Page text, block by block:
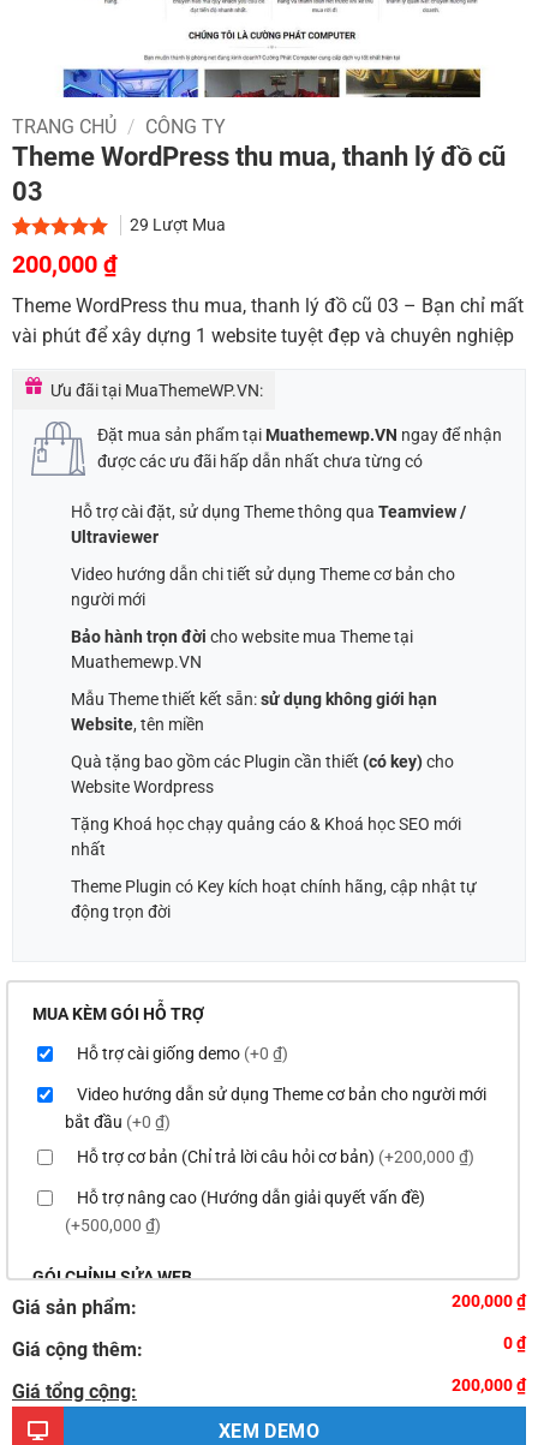
TRANG CHỦ / CÔNG TY
Theme WordPress thu mua, thanh lý đồ cũ
03
5.00trên 5
dựa trên
1
29 Lượt Mua
Giá
gốc
là:
900,000 ₫.
200,000 ₫Giá
hiện
tại
là:
200,000 ₫.
Theme WordPress thu mua, thanh lý đồ cũ 03 – Bạn chỉ mất
vài phút để xây dựng 1 website tuyệt đẹp và chuyên nghiệp
Ưu đãi tại MuaThemeWP.VN:
Đặt mua sản phẩm tại Muathemewp.VN ngay để nhận
được các ưu đãi hấp dẫn nhất chưa từng có
Hỗ trợ cài đặt, sử dụng Theme thông qua Teamview /
Ultraviewer
Video hướng dẫn chi tiết sử dụng Theme cơ bản cho
người mới
Bảo hành trọn đời cho website mua Theme tại
Muathemewp.VN
Mẫu Theme thiết kết sẵn:sử dụng không giới hạn
Website, tên miền
Quà tặng bao gồm các Plugin cần thiết (có key)cho
Website Wordpress
Tặng Khoá học chạy quảng cáo & Khoá học SEO mới
nhất
Theme Plugin có Key kích hoạt chính hãng, cập nhật tự
động trọn đời
MUA KÈM GÓI HỖ TRỢ
Hỗ trợ cài giống demo (+0 ₫)
Video hướng dẫn sử dụng Theme cơ bản cho người mới
bắt đầu (+0 ₫)
Hỗ trợ cơ bản (Chỉ trả lời câu hỏi cơ bản) (+200,000 ₫)
Hỗ trợ nâng cao (Hướng dẫn giải quyết vấn đề)
(+500,000 ₫)
GÓI CHỈNH SỬA WEB
Thay logo & thông tin doanh nghiệp
Đổi màu chủ đạo của theme theo tông màu của logo
(+200,000 ₫)
Sửa danh mục và sắp xếp lại thanh menu chuẩn
Giá sản phẩm: 200,000 ₫
Giá cộng thêm: 0 ₫
Giá tổng cộng: 200,000 ₫
XEM DEMO